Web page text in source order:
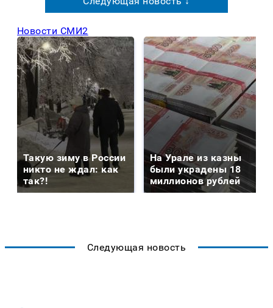
Новости СМИ2
Такую зиму в России
никто не ждал: как
так?!
На Урале из казны
были украдены 18
миллионов рублей
Следующая новость